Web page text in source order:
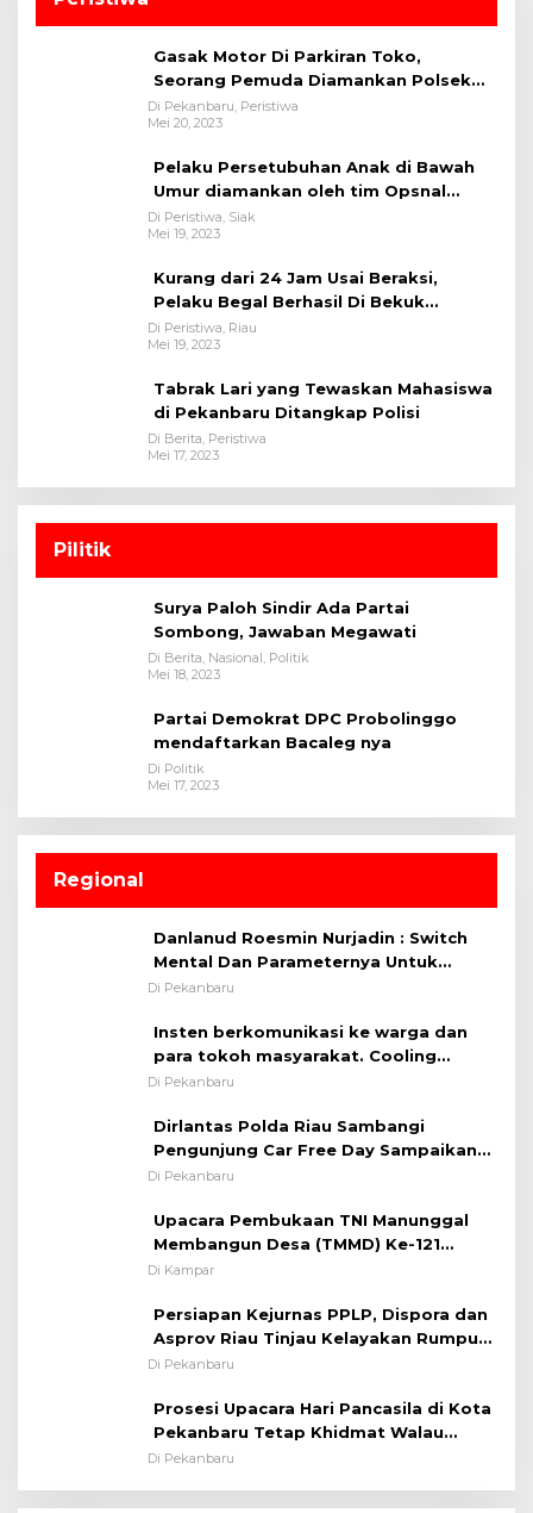
Gasak Motor Di Parkiran Toko,
Seorang Pemuda Diamankan Polsek
Bukit Raya
Di Pekanbaru, Peristiwa
Mei 20, 2023
Pelaku Persetubuhan Anak di Bawah
Umur diamankan oleh tim Opsnal
Polsek Tualang-Polres Siak-Polda Riau
Di Peristiwa, Siak
Mei 19, 2023
Kurang dari 24 Jam Usai Beraksi,
Pelaku Begal Berhasil Di Bekuk
Satreskrim Polres Kuansing
Di Peristiwa, Riau
Mei 19, 2023
Tabrak Lari yang Tewaskan Mahasiswa
di Pekanbaru Ditangkap Polisi
Di Berita, Peristiwa
Mei 17, 2023
Pilitik
Surya Paloh Sindir Ada Partai
Sombong, Jawaban Megawati
Di Berita, Nasional, Politik
Mei 18, 2023
Partai Demokrat DPC Probolinggo
mendaftarkan Bacaleg nya
Di Politik
Mei 17, 2023
Regional
Danlanud Roesmin Nurjadin : Switch
Mental Dan Parameternya Untuk
Melaksanakan ✈
Di Pekanbaru
Insten berkomunikasi ke warga dan
para tokoh masyarakat. Cooling
System OMP LK ²024 Polsek Rumbai,
Pentingnya Memelihara dan Menjaga
Situasi Kondusif
Di Pekanbaru
Dirlantas Polda Riau Sambangi
Pengunjung Car Free Day Sampaikan
Pesan Edukasi Kamtibmas &
Di Pekanbaru
Upacara Pembukaan TNI Manunggal
Membangun Desa (TMMD) Ke-121
Kodim 0313/KPR Tahun 2024) ?
Di Kampar
Persiapan Kejurnas PPLP, Dispora dan
Asprov Riau Tinjau Kelayakan Rumput
Lapangan Sepakbola
Di Pekanbaru
Prosesi Upacara Hari Pancasila di Kota
Pekanbaru Tetap Khidmat Walau
Dalam Ruangan
Di Pekanbaru